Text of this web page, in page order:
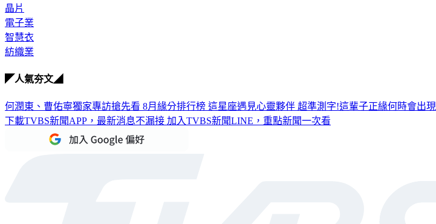
晶片
電子業
智慧衣
紡織業
◤人氣夯文◢
何潤東、曹佑寧獨家專訪搶先看 8月緣分排行榜 這星座遇見心靈夥伴 超準測字!這輩子正緣何時會出現
下載TVBS新聞APP，最新消息不漏接 加入TVBS新聞LINE，重點新聞一次看